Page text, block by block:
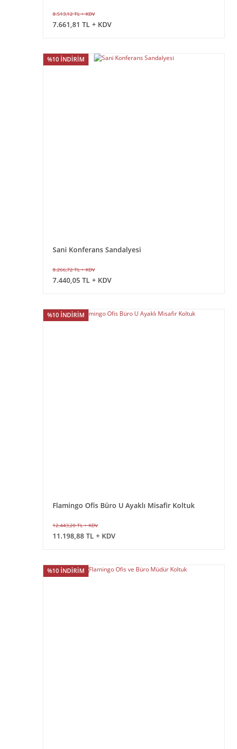
8.513,12 TL + KDV
7.661,81 TL + KDV
%10 İNDİRİM
Sani Konferans Sandalyesi
8.266,72 TL + KDV
7.440,05 TL + KDV
%10 İNDİRİM
Flamingo Ofis Büro U Ayaklı Misafir Koltuk
12.443,20 TL + KDV
11.198,88 TL + KDV
%10 İNDİRİM